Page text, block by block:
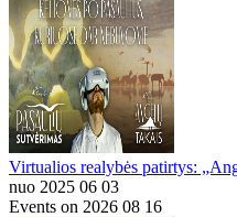
Virtualios realybės patirtys:
nuo 2025 06 03
Events on 2026 08 16